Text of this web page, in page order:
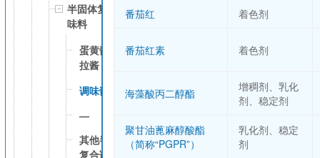
半固体复合调
味料
蛋黄酱、沙
拉酱
调味酱
—
其他半固体
复合调味料
番茄红 着色剂
番茄红素 着色剂
海藻酸丙二醇酯
增稠剂、乳化
剂、稳定剂
聚甘油蓖麻醇酸酯
（简称“PGPR”）
乳化剂、稳定
剂